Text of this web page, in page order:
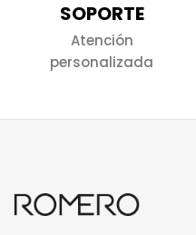
SOPORTE
Atención
personalizada